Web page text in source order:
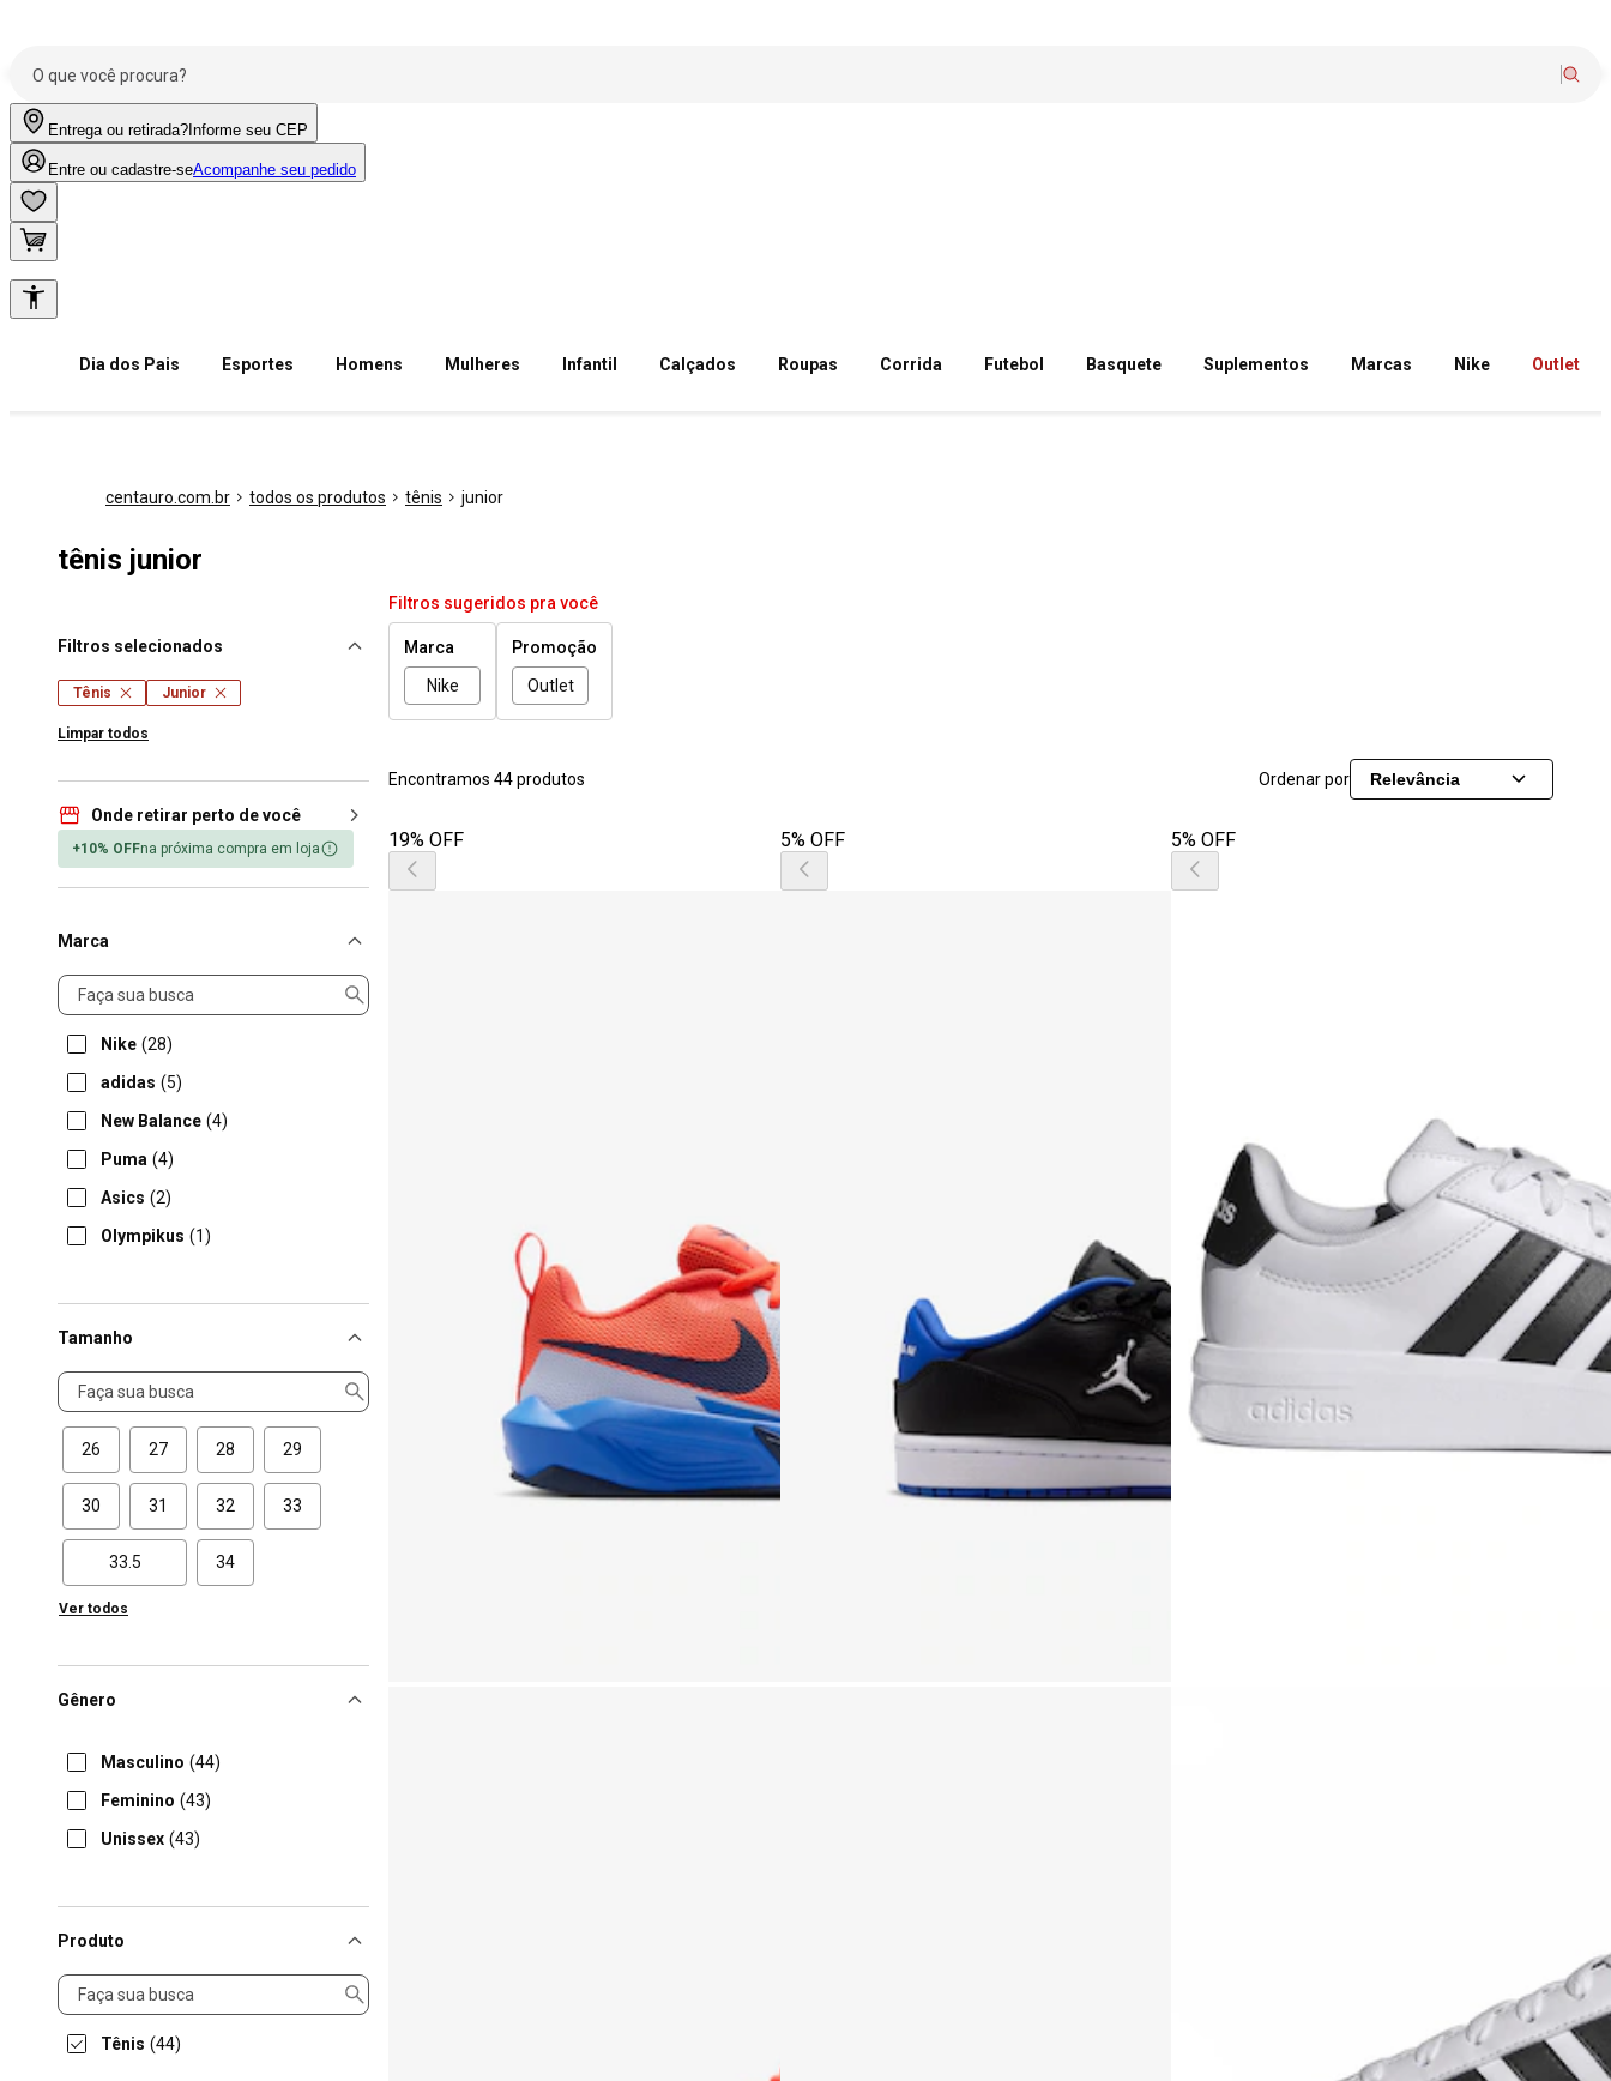
Entrega ou retirada? Informe seu CEP
Entre ou cadastre-seAcompanhe seu pedido
Dia dos Pais Esportes Homens Mulheres Infantil Calçados Roupas Corrida Futebol Basquete Suplementos Marcas Nike Outlet
centauro.com.br todos os produtos tênis junior
tênis junior
Filtros selecionados
Tênis Junior
Limpar todos
Onde retirar perto de você
+10% OFFna próxima compra em loja
Marca
Marca
Nike (28)
adidas (5)
New Balance (4)
Puma (4)
Asics (2)
Olympikus (1)
Tamanho
Tamanho
26 27 28 29
30 31 32 33
33.5 34
Ver todos
Gênero
Masculino (44)
Feminino (43)
Unissex (43)
Produto
Produto
Tênis (44)
Filtros sugeridos pra você
Marca
Nike
Promoção
Outlet
Encontramos 44 produtos Ordenar por Relevância
19% OFF 5% OFF 5% OFF